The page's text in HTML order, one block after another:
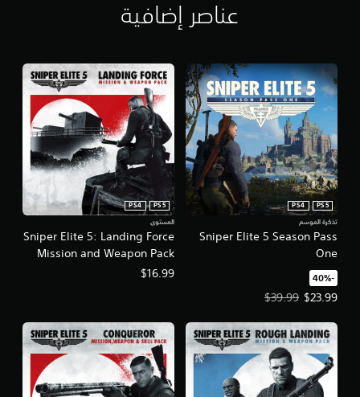
عناصر إضافية
Sniper Elite 5 Season Pass
One
PS5
PS4
تذكرة الموسم
‏-40%‏
$23.99
سعر العرض $23.99‏. السعر الأصلي، $39.99‏.
$39.99
Sniper Elite 5: Landing Force
Mission and Weapon Pack
PS5
PS4
المستوى
$16.99